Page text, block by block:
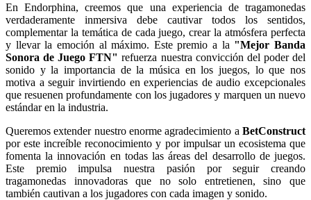
En Endorphina, creemos que una experiencia de tragamonedas
verdaderamente inmersiva debe cautivar todos los sentidos,
complementar la temática de cada juego, crear la atmósfera perfecta
y llevar la emoción al máximo. Este premio a la "Mejor Banda
Sonora de Juego FTN" refuerza nuestra convicción del poder del
sonido y la importancia de la música en los juegos, lo que nos
motiva a seguir invirtiendo en experiencias de audio excepcionales
que resuenen profundamente con los jugadores y marquen un nuevo
estándar en la industria.
Queremos extender nuestro enorme agradecimiento a BetConstruct
por este increíble reconocimiento y por impulsar un ecosistema que
fomenta la innovación en todas las áreas del desarrollo de juegos.
Este premio impulsa nuestra pasión por seguir creando
tragamonedas innovadoras que no solo entretienen, sino que
también cautivan a los jugadores con cada imagen y sonido.